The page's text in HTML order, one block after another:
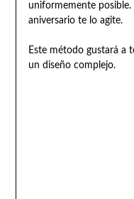
uniformemente posible.
aniversario te lo agite.
Este método gustará a
un diseño complejo.